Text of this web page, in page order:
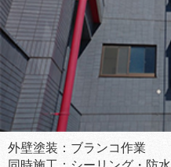
外壁塗装：ブランコ作業